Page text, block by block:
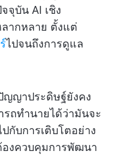
จุบัน AI เชิง
ากหลาย ตั้งแต่
ไปจนถึงการดูแล
ญญาประดิษฐ์ยังคง
รถทำนายได้ว่ามันจะ
กับการเติบโตอย่าง
องควบคุมการพัฒนา